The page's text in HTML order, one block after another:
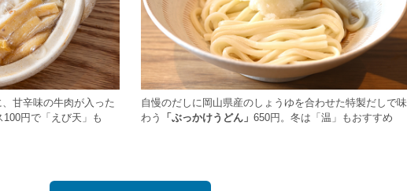
甘辛味の牛肉が入った
100円で「えび天」も
自慢のだしに岡山県産のしょうゆを合わせた特製だしで味
わう
「ぶっかけうどん」 650円。冬は「温」もおすすめ